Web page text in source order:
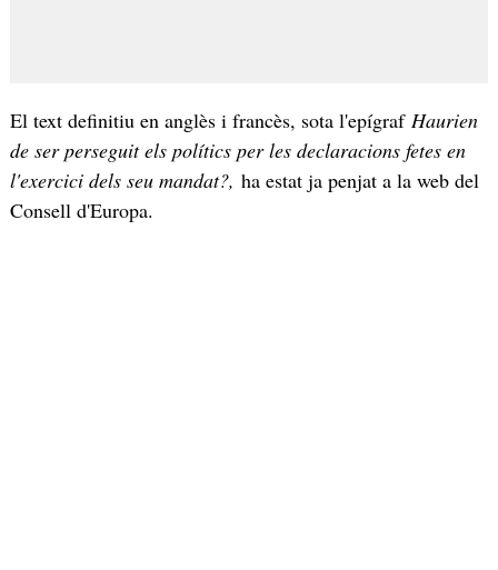
El text definitiu en anglès i francès, sota l'epígraf Haurien
de ser perseguit els polítics per les declaracions fetes en
l'exercici dels seu mandat?, ha estat ja penjat a la web del
Consell d'Europa.